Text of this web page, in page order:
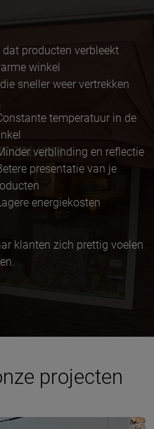
producten verbleekt
winkel
sneller weer vertrekken
temperatuur in de
verblinding en reflectie
presentatie van je
energiekosten
klanten zich prettig voelen
projecten